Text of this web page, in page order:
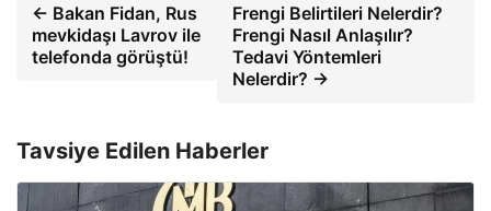
← Bakan Fidan, Rus
mevkidaşı Lavrov ile
telefonda görüştü!
Frengi Belirtileri Nelerdir?
Frengi Nasıl Anlaşılır?
Tedavi Yöntemleri
Nelerdir? →
Tavsiye Edilen Haberler